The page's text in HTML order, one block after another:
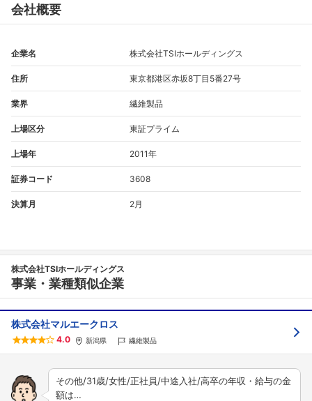
会社概要
企業名 株式会社TSIホールディングス
住所 東京都港区赤坂8丁目5番27号
業界 繊維製品
上場区分 東証プライム
上場年 2011年
証券コード 3608
決算月 2月
株式会社TSIホールディングス
事業・業種類似企業
株式会社マルエークロス
4.0 新潟県 繊維製品
その他/31歳/女性/正社員/中途入社/高卒の年収・給与の金
額は…